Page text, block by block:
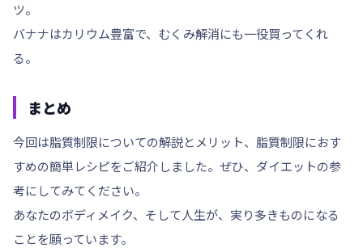
ツ。
バナナはカリウム豊富で、むくみ解消にも一役買ってくれ
る。
まとめ
今回は脂質制限についての解説とメリット、脂質制限におす
すめの簡単レシピをご紹介しました。ぜひ、ダイエットの参
考にしてみてください。
あなたのボディメイク、そして人生が、実り多きものになる
ことを願っています。